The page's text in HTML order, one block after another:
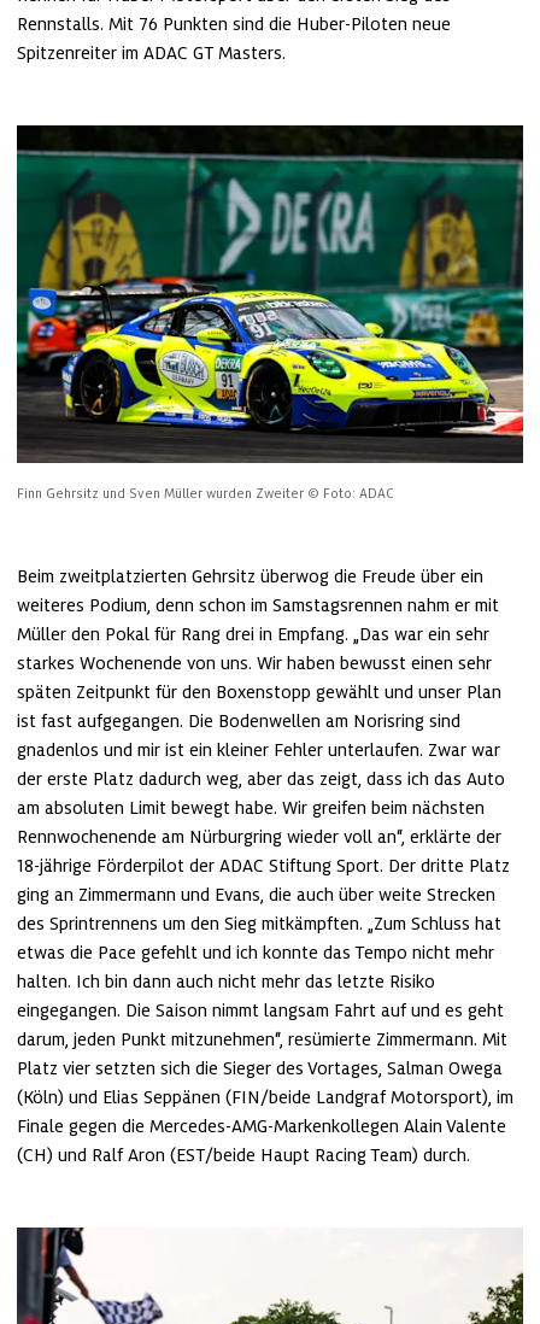
Rennstalls. Mit 76 Punkten sind die Huber-Piloten neue
Spitzenreiter im ADAC GT Masters.
Finn Gehrsitz und Sven Müller wurden Zweiter © Foto: ADAC
Beim zweitplatzierten Gehrsitz überwog die Freude über ein
weiteres Podium, denn schon im Samstagsrennen nahm er mit
Müller den Pokal für Rang drei in Empfang. „Das war ein sehr
starkes Wochenende von uns. Wir haben bewusst einen sehr
späten Zeitpunkt für den Boxenstopp gewählt und unser Plan
ist fast aufgegangen. Die Bodenwellen am Norisring sind
gnadenlos und mir ist ein kleiner Fehler unterlaufen. Zwar war
der erste Platz dadurch weg, aber das zeigt, dass ich das Auto
am absoluten Limit bewegt habe. Wir greifen beim nächsten
Rennwochenende am Nürburgring wieder voll an“, erklärte der
18-jährige Förderpilot der ADAC Stiftung Sport. Der dritte Platz
ging an Zimmermann und Evans, die auch über weite Strecken
des Sprintrennens um den Sieg mitkämpften. „Zum Schluss hat
etwas die Pace gefehlt und ich konnte das Tempo nicht mehr
halten. Ich bin dann auch nicht mehr das letzte Risiko
eingegangen. Die Saison nimmt langsam Fahrt auf und es geht
darum, jeden Punkt mitzunehmen“, resümierte Zimmermann. Mit
Platz vier setzten sich die Sieger des Vortages, Salman Owega
(Köln) und Elias Seppänen (FIN/beide Landgraf Motorsport), im
Finale gegen die Mercedes-AMG-Markenkollegen Alain Valente
(CH) und Ralf Aron (EST/beide Haupt Racing Team) durch.